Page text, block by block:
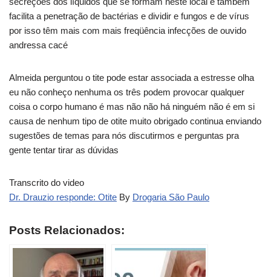
facilita a penetração de bactérias e dividir e fungos e de vírus
por isso têm mais com mais freqüência infecções de ouvido
andressa cacé
Almeida perguntou o tite pode estar associada a estresse olha
eu não conheço nenhuma os três podem provocar qualquer
coisa o corpo humano é mas não não há ninguém não é em si
causa de nenhum tipo de otite muito obrigado continua enviando
sugestões de temas para nós discutirmos e perguntas pra
gente tentar tirar as dúvidas
Transcrito do video
Dr. Drauzio responde: Otite By Drogaria São Paulo
Posts Relacionados: